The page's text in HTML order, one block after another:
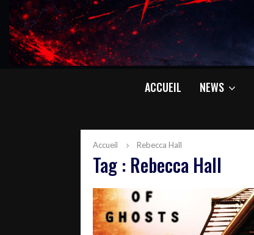
ACCUEIL NEWS
Accueil Rebecca Hall
Tag : Rebecca Hall